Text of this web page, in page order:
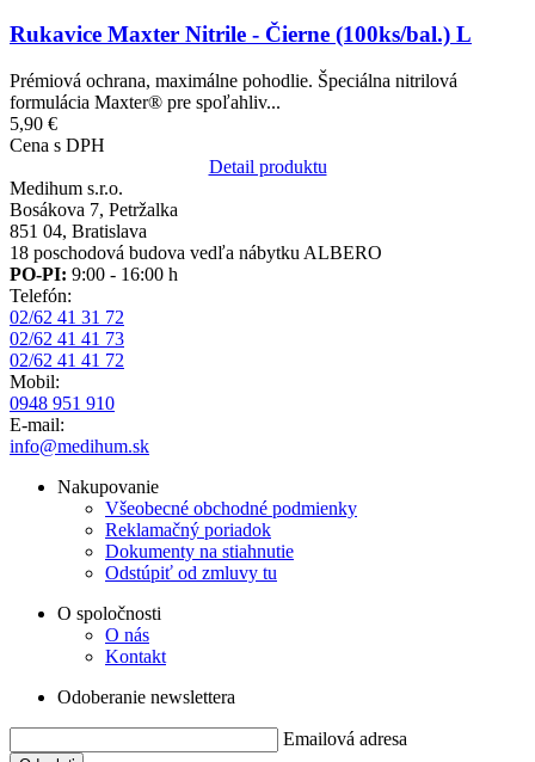
Rukavice Maxter Nitrile - Čierne (100ks/bal.) L
Prémiová ochrana, maximálne pohodlie. Špeciálna nitrilová
formulácia Maxter® pre spoľahliv...
5,90 €
Cena s DPH
Detail produktu
Medihum s.r.o.
Bosákova 7, Petržalka
851 04, Bratislava
18 poschodová budova vedľa nábytku ALBERO
PO-PI: 9:00 - 16:00 h
Telefón:
02/62 41 31 72
02/62 41 41 73
02/62 41 41 72
Mobil:
0948 951 910
E-mail:
info@medihum.sk
Nakupovanie
Všeobecné obchodné podmienky
Reklamačný poriadok
Dokumenty na stiahnutie
Odstúpiť od zmluvy tu
O spoločnosti
O nás
Kontakt
Odoberanie newslettera
Emailová adresa